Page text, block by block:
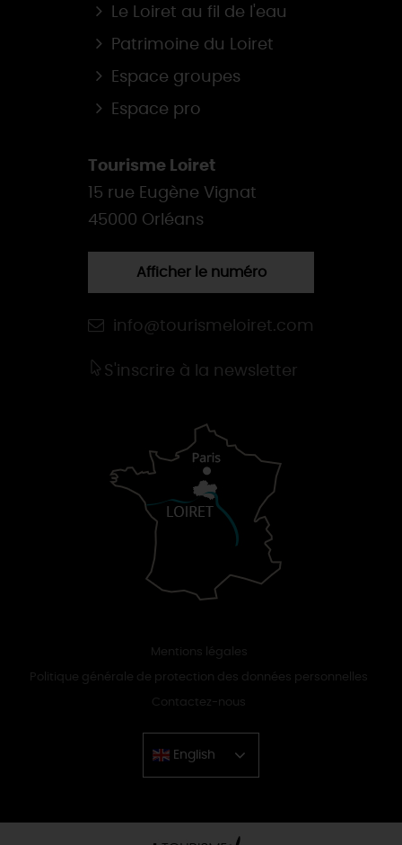
Le Loiret au fil de l'eau
Patrimoine du Loiret
Espace groupes
Espace pro
Tourisme Loiret
15 rue Eugène Vignat
45000 Orléans
Afficher le numéro
info@tourismeloiret.com
S'inscrire à la newsletter
Mentions légales
Politique générale de protection des données personnelles
Contactez-nous
English
Chinese